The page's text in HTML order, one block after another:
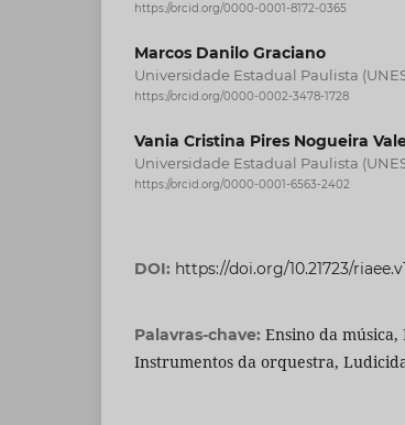
https://orcid.org/0000-0001-8172-0365
Marcos Danilo Graciano
Universidade Estadual Paulista
https://orcid.org/0000-0002-3478-1728
Vania Cristina Pires Nogueira
Universidade Estadual Paulista
https://orcid.org/0000-0001-6563-2402
DOI: https://doi.org/10.21723/
Palavras-chave: Ensino da
Instrumentos da orquestra,